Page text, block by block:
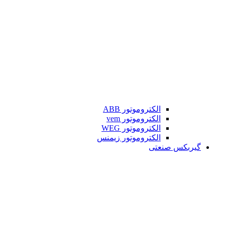
الکتروموتور ABB
الکتروموتور vem
الکتروموتور WEG
الکتروموتور زیمنس
گیربکس صنعتی